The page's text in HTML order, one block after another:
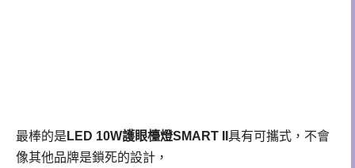
最棒的是 LED 10W護眼檯燈SMART II 具有可攜式，不會
像其他品牌是鎖死的設計，